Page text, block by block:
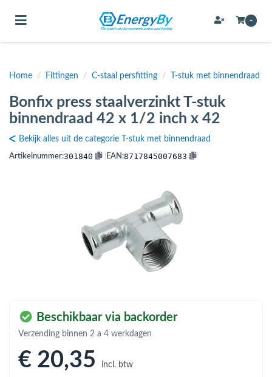
(Bevestigingsmateriaal / schroeven)
(Buffervaten, hygiene boilers & boilervaten)
(Expansievaten)
(Flexibele slangen)
(Installatiemateriaal)
Toggle navigation -
Home / Fittingen / C-staal persfitting / T-stuk met binnendraad
Bonfix press staalverzinkt T-stuk
binnendraad 42 x 1/2 inch x 42
Bekijk alles uit de categorie T-stuk met binnendraad
Artikelnummer:301840 EAN:8717845007683
Beschikbaar via backorder
Verzending binnen 2 a 4 werkdagen
€ 20,35 incl. btw